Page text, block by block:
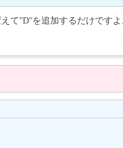
て"D"を追加するだけです